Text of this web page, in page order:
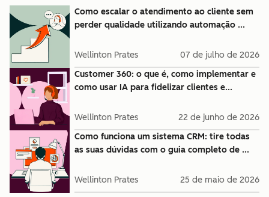
Como escalar o atendimento ao cliente sem
perder qualidade utilizando automação ...
Wellinton Prates
07 de julho de 2026
Customer 360: o que é, como implementar e
como usar IA para fidelizar clientes e...
Wellinton Prates
22 de junho de 2026
Como funciona um sistema CRM: tire todas
as suas dúvidas com o guia completo de ...
Wellinton Prates 25 de maio de 2026